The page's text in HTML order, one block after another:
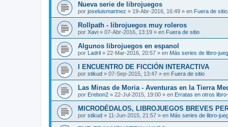
Nueva serie de librojuegos
por joseluismartnez » 19-Abr-2016, 16:49 » en Fuera de sitio
Rollpath - librojuegos muy roleros
por Xavi » 07-Abr-2016, 13:19 » en Fuera de sitio
Algunos librojuegos en espanol
por Ladril » 22-Mar-2016, 20:57 » en Más series de libro-
I ENCUENTRO DE FICCIÓN INTERACTIVA
por stikud » 07-Sep-2015, 13:47 » en Fuera de sitio
Las Minas de Moria - Aventuras en la Tierra
por Erebon2 » 22-Jul-2015, 19:00 » en Erratas en otros
MICRODÉDALOS, LIBROJUEGOS BREVES
por stikud » 11-Jun-2015, 21:57 » en Más series de libro-